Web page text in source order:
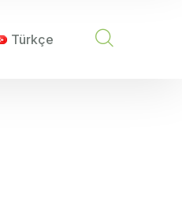
Türkçe